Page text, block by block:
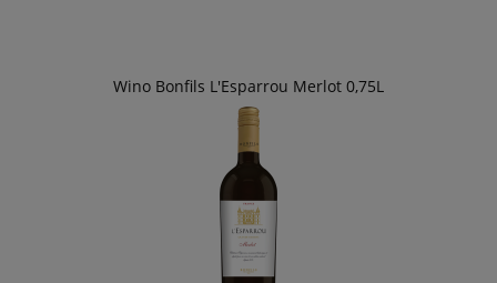
Wino Bonfils L'Esparrou Merlot 0,75L